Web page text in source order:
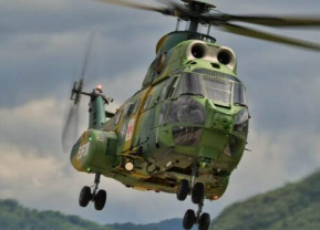
nastavlja se širom Srpske, od grada
Konačni cilj: Pretvaranje narodne
zakonske izmjene u parlamentu.